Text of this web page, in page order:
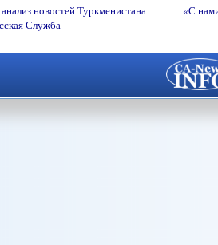
новостей Туркменистана
Служба
«С